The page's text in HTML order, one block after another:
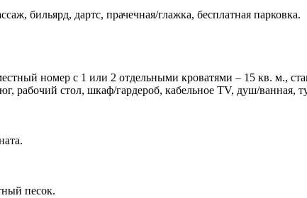
бильярд, дартс, прачечная/глажка, бесплатная парковка.
номер с 1 или 2 отдельными кроватями – 15 кв. м.,
рабочий стол, шкаф/гардероб, кабельное TV, душ/ванная,
песок.